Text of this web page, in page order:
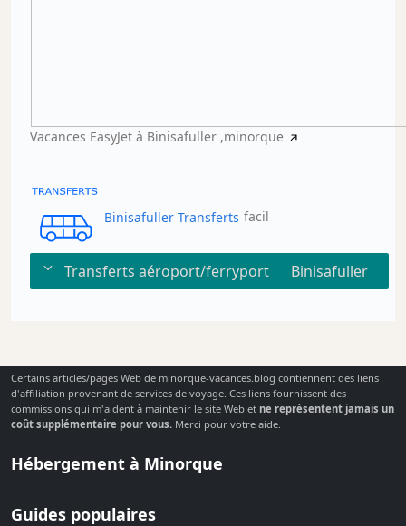
Vacances EasyJet à Binisafuller ,minorque
Binisafuller Transferts facil
Transferts aéroport/ferryport Binisafuller
Certains articles/pages Web de minorque-vacances.blog contiennent des liens
d'affiliation provenant de services de voyage. Ces liens fournissent des
commissions qui m'aident à maintenir le site Web et ne représentent jamais un
coût supplémentaire pour vous. Merci pour votre aide.
Hébergement à Minorque
Guides populaires